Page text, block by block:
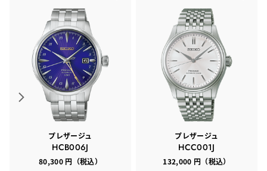
プレザージュ
HCB006J
80,300 円（税込）
プレザージュ
HCC001J
132,000 円（税込）